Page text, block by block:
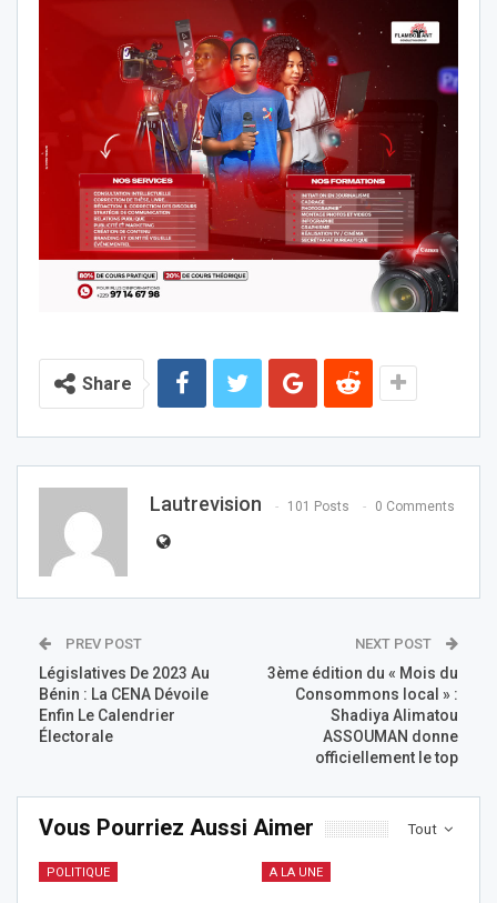
Share
Lautrevision 101 Posts 0 Comments
PREV POST
Législatives De 2023 Au
Bénin : La CENA Dévoile
Enfin Le Calendrier
Électorale
NEXT POST
3ème édition du « Mois du
Consommons local » :
Shadiya Alimatou
ASSOUMAN donne
officiellement le top
Tout
Vous Pourriez Aussi Aimer
POLITIQUE A LA UNE